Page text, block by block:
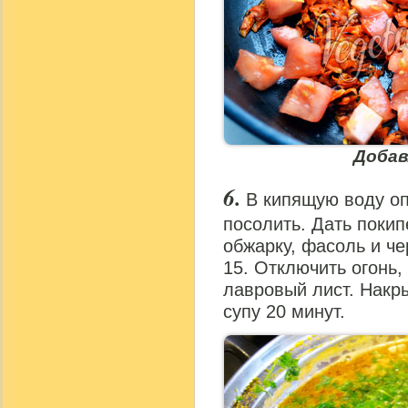
В кипящую воду
посолить. Дать
обжарку, фасоль и
15. Отключить
лавровый лист.
супу 20 минут.